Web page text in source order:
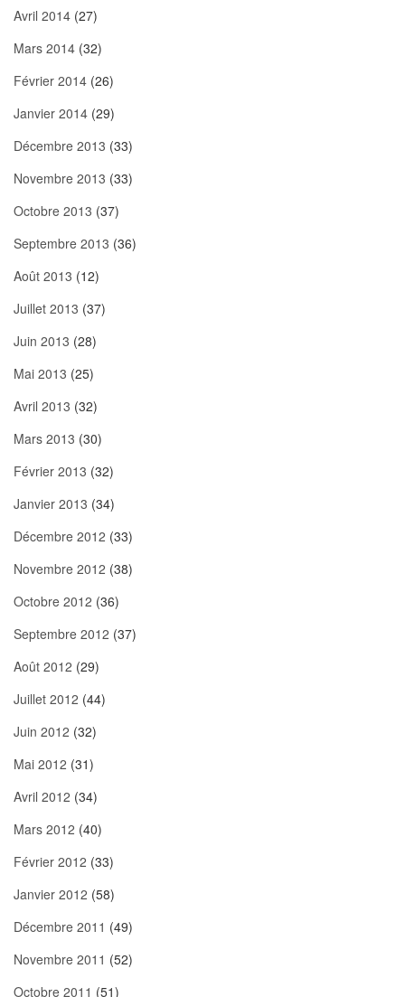
Avril 2014 (27)
Mars 2014 (32)
Février 2014 (26)
Janvier 2014 (29)
Décembre 2013 (33)
Novembre 2013 (33)
Octobre 2013 (37)
Septembre 2013 (36)
Août 2013 (12)
Juillet 2013 (37)
Juin 2013 (28)
Mai 2013 (25)
Avril 2013 (32)
Mars 2013 (30)
Février 2013 (32)
Janvier 2013 (34)
Décembre 2012 (33)
Novembre 2012 (38)
Octobre 2012 (36)
Septembre 2012 (37)
Août 2012 (29)
Juillet 2012 (44)
Juin 2012 (32)
Mai 2012 (31)
Avril 2012 (34)
Mars 2012 (40)
Février 2012 (33)
Janvier 2012 (58)
Décembre 2011 (49)
Novembre 2011 (52)
Octobre 2011 (51)